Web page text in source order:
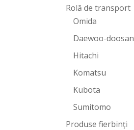
Rolă de transport
Omida
Daewoo-doosan
Hitachi
Komatsu
Kubota
Sumitomo
Produse fierbinți